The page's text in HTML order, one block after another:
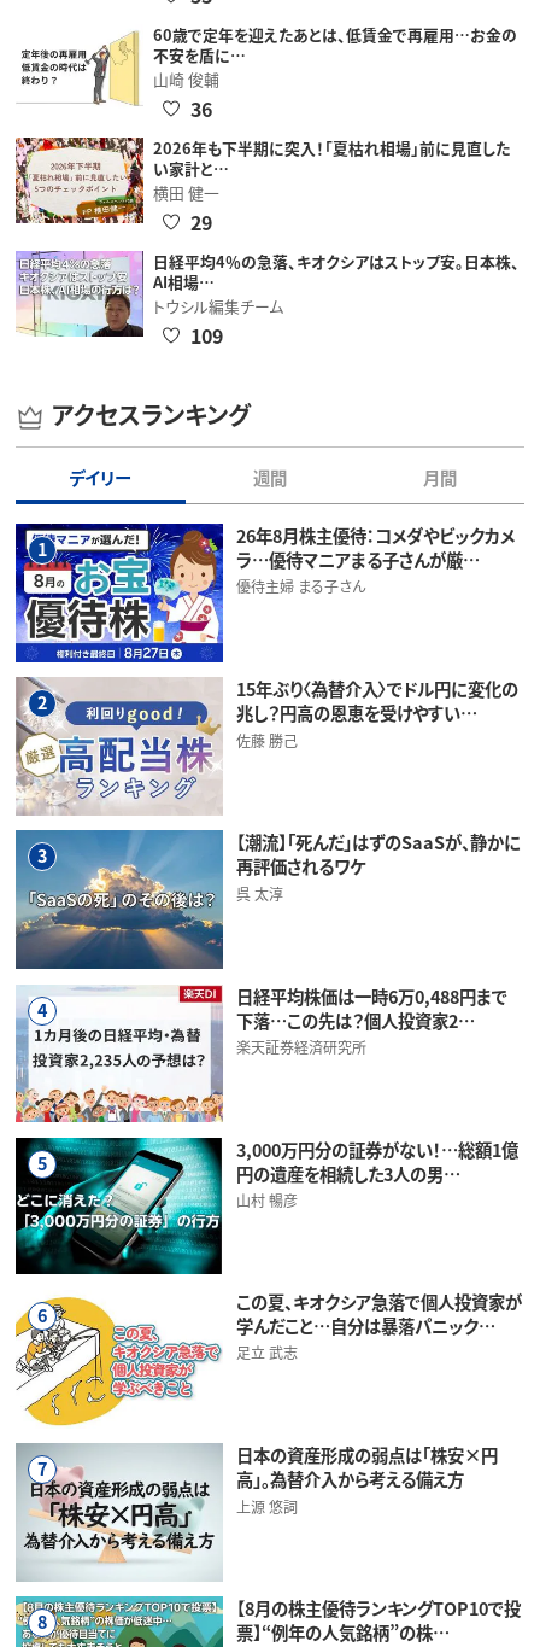
60歳で定年を迎えたあとは、低賃金で再雇用…お金の
不安を盾に…
山崎 俊輔
36
2026年も下半期に突入！「夏枯れ相場」前に見直した
い家計と…
横田 健一
29
日経平均4％の急落、キオクシアはストップ安。日本株、
AI相場…
トウシル編集チーム
109
アクセスランキング
デイリー 週間 月間
1
26年8月株主優待：コメダやビックカメ
ラ…優待マニアまる子さんが厳…
優待主婦 まる子さん
2
15年ぶり〈為替介入〉でドル円に変化の
兆し？円高の恩恵を受けやすい…
佐藤 勝己
3
【潮流】「死んだ」はずのSaaSが、静かに
再評価されるワケ
呉 太淳
4
日経平均株価は一時6万0,488円まで
下落…この先は？個人投資家2…
楽天証券経済研究所
5
3,000万円分の証券がない！…総額1億
円の遺産を相続した3人の男…
山村 暢彦
6
この夏、キオクシア急落で個人投資家が
学んだこと…自分は暴落パニック…
足立 武志
7
日本の資産形成の弱点は「株安×円
高」。為替介入から考える備え方
上源 悠詞
8
【8月の株主優待ランキングTOP10で投
票】“例年の人気銘柄”の株…